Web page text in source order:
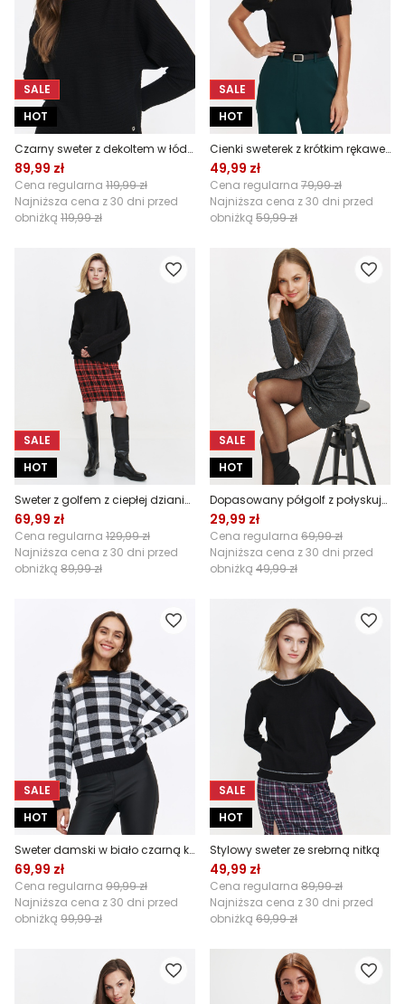
SALE
HOT
Czarny sweter z dekoltem w łódkę
89,99 zł
Cena regularna 119,99 zł
Najniższa cena z 30 dni przed
obniżką 119,99 zł
SALE
HOT
Cienki sweterek z krótkim rękawem w kolorze czarnym
49,99 zł
Cena regularna 79,99 zł
Najniższa cena z 30 dni przed
obniżką 59,99 zł
SALE
HOT
Sweter z golfem z ciepłej dzianiny
69,99 zł
Cena regularna 129,99 zł
Najniższa cena z 30 dni przed
obniżką 89,99 zł
SALE
HOT
Dopasowany półgolf z połyskująca nitką
29,99 zł
Cena regularna 69,99 zł
Najniższa cena z 30 dni przed
obniżką 49,99 zł
SALE
HOT
Sweter damski w biało czarną kratę
69,99 zł
Cena regularna 99,99 zł
Najniższa cena z 30 dni przed
obniżką 99,99 zł
SALE
HOT
Stylowy sweter ze srebrną nitką
49,99 zł
Cena regularna 89,99 zł
Najniższa cena z 30 dni przed
obniżką 69,99 zł